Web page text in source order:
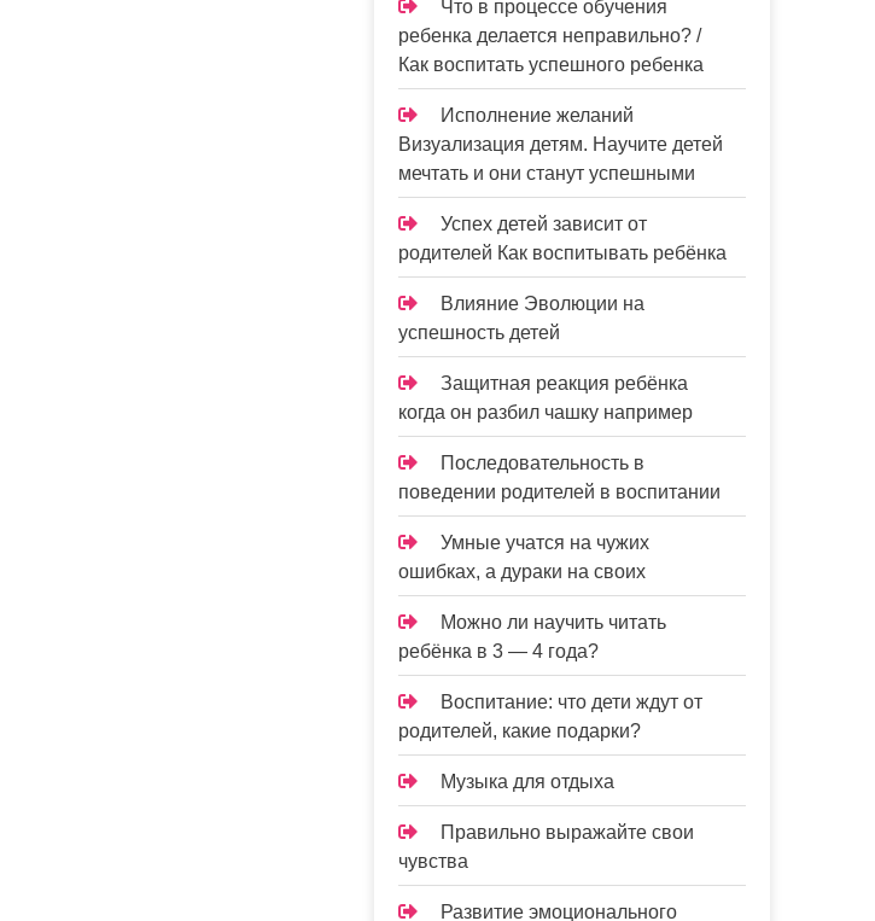
Что в процессе обучения
ребенка делается неправильно? /
Как воспитать успешного ребенка
Исполнение желаний
Визуализация детям. Научите детей
мечтать и они станут успешными
Успех детей зависит от
родителей Как воспитывать ребёнка
Влияние Эволюции на
успешность детей
Защитная реакция ребёнка
когда он разбил чашку например
Последовательность в
поведении родителей в воспитании
Умные учатся на чужих
ошибках, а дураки на своих
Можно ли научить читать
ребёнка в 3 — 4 года?
Воспитание: что дети ждут от
родителей, какие подарки?
Музыка для отдыха
Правильно выражайте свои
чувства
Развитие эмоционального